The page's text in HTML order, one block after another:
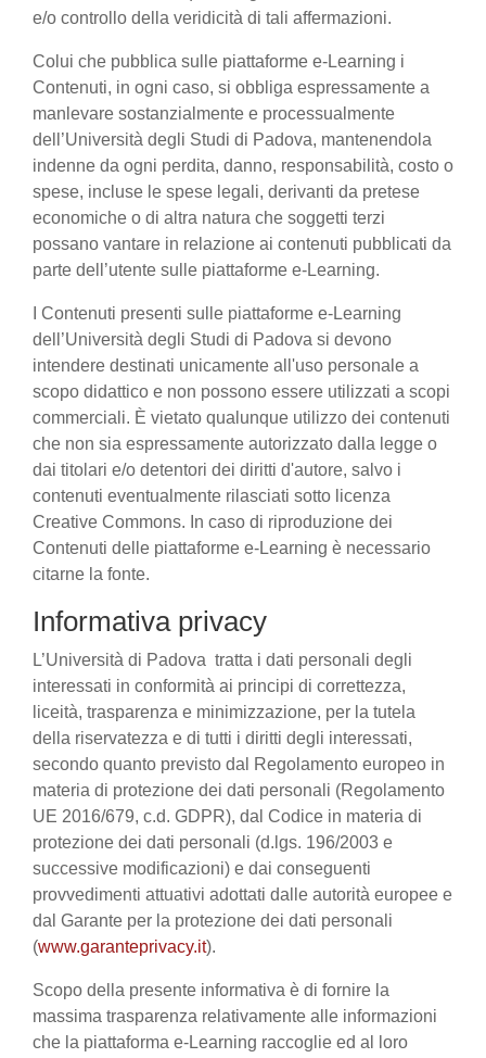
e/o controllo della veridicità di tali affermazioni.
Colui che pubblica sulle piattaforme e-Learning i
Contenuti, in ogni caso, si obbliga espressamente a
manlevare sostanzialmente e processualmente
dell’Università degli Studi di Padova, mantenendola
indenne da ogni perdita, danno, responsabilità, costo o
spese, incluse le spese legali, derivanti da pretese
economiche o di altra natura che soggetti terzi
possano vantare in relazione ai contenuti pubblicati da
parte dell’utente sulle piattaforme e-Learning.
I Contenuti presenti sulle piattaforme e-Learning
dell’Università degli Studi di Padova si devono
intendere destinati unicamente all'uso personale a
scopo didattico e non possono essere utilizzati a scopi
commerciali. È vietato qualunque utilizzo dei contenuti
che non sia espressamente autorizzato dalla legge o
dai titolari e/o detentori dei diritti d'autore, salvo i
contenuti eventualmente rilasciati sotto licenza
Creative Commons. In caso di riproduzione dei
Contenuti delle piattaforme e-Learning è necessario
citarne la fonte.
Informativa privacy
L’Università di Padova tratta i dati personali degli
interessati in conformità ai principi di correttezza,
liceità, trasparenza e minimizzazione, per la tutela
della riservatezza e di tutti i diritti degli interessati,
secondo quanto previsto dal Regolamento europeo in
materia di protezione dei dati personali (Regolamento
UE 2016/679, c.d. GDPR), dal Codice in materia di
protezione dei dati personali (d.lgs. 196/2003 e
successive modificazioni) e dai conseguenti
provvedimenti attuativi adottati dalle autorità europee e
dal Garante per la protezione dei dati personali
(www.garanteprivacy.it).
Scopo della presente informativa è di fornire la
massima trasparenza relativamente alle informazioni
che la piattaforma e-Learning raccoglie ed al loro